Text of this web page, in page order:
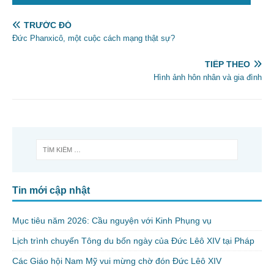
TRƯỚC ĐÓ
Đức Phanxicô, một cuộc cách mạng thật sự?
TIẾP THEO
Hình ảnh hôn nhân và gia đình
Tin mới cập nhật
Mục tiêu năm 2026: Cầu nguyện với Kinh Phụng vụ
Lịch trình chuyến Tông du bốn ngày của Đức Lêô XIV tại Pháp
Các Giáo hội Nam Mỹ vui mừng chờ đón Đức Lêô XIV